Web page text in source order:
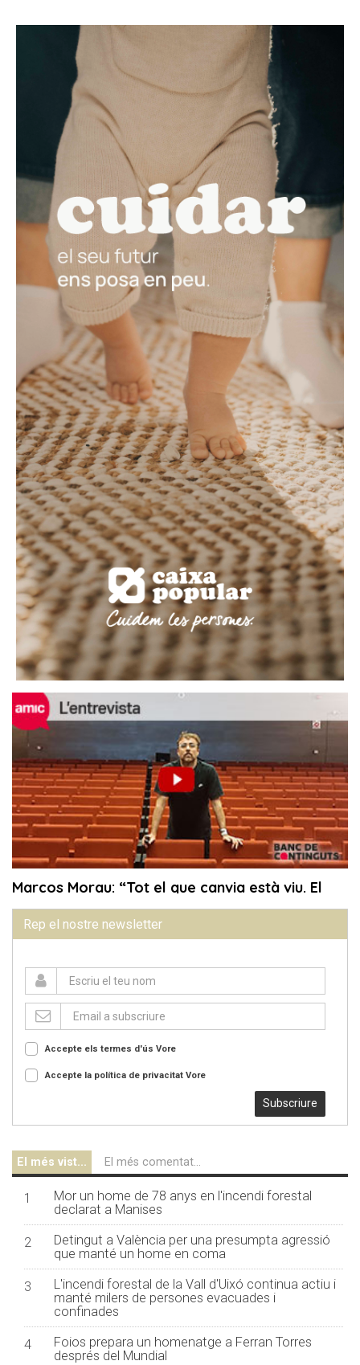
Rep el nostre newsletter
Accepte els termes d'ús Vore
Accepte la política de privacitat Vore
Subscriure
El més vist... El més comentat...
1
Mor un home de 78 anys en l'incendi forestal
declarat a Manises
2
Detingut a València per una presumpta agressió
que manté un home en coma
3
L'incendi forestal de la Vall d'Uixó continua actiu i
manté milers de persones evacuades i
confinades
4
Foios prepara un homenatge a Ferran Torres
després del Mundial